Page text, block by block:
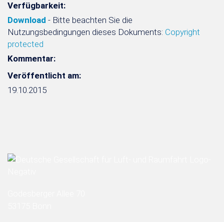
Verfügbarkeit:
Download - Bitte beachten Sie die
Nutzungsbedingungen dieses Dokuments: Copyright
protected
Kommentar:
Veröffentlicht am:
19.10.2015